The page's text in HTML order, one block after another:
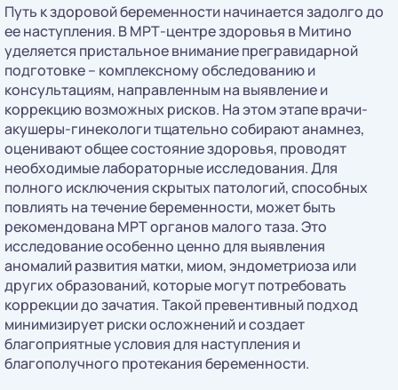
Путь к здоровой беременности начинается задолго до
ее наступления. В МРТ-центре здоровья в Митино
уделяется пристальное внимание прегравидарной
подготовке – комплексному обследованию и
консультациям, направленным на выявление и
коррекцию возможных рисков. На этом этапе врачи-
акушеры-гинекологи тщательно собирают анамнез,
оценивают общее состояние здоровья, проводят
необходимые лабораторные исследования. Для
полного исключения скрытых патологий, способных
повлиять на течение беременности, может быть
рекомендована МРТ органов малого таза. Это
исследование особенно ценно для выявления
аномалий развития матки, миом, эндометриоза или
других образований, которые могут потребовать
коррекции до зачатия. Такой превентивный подход
минимизирует риски осложнений и создает
благоприятные условия для наступления и
благополучного протекания беременности.